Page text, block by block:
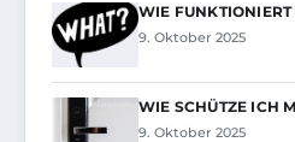
WIE
9. Oktober 2025
WIE SCHÜTZE ICH
9. Oktober 2025